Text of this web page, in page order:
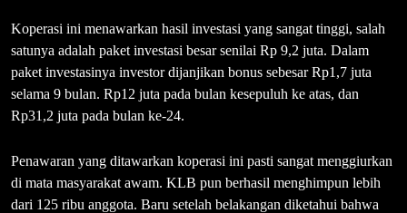
Koperasi ini menawarkan hasil investasi yang sangat tinggi, salah
satunya adalah paket investasi besar senilai Rp 9,2 juta. Dalam
paket investasinya investor dijanjikan bonus sebesar Rp1,7 juta
selama 9 bulan. Rp12 juta pada bulan kesepuluh ke atas, dan
Rp31,2 juta pada bulan ke-24.
Penawaran yang ditawarkan koperasi ini pasti sangat menggiurkan
di mata masyarakat awam. KLB pun berhasil menghimpun lebih
dari 125 ribu anggota. Baru setelah belakangan diketahui bahwa